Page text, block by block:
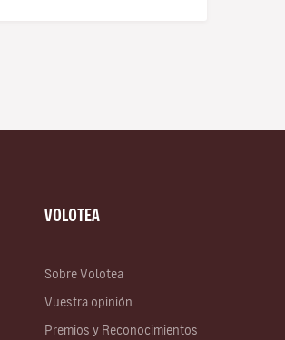
VOLOTEA
Sobre Volotea
Vuestra opinión
Premios y Reconocimientos